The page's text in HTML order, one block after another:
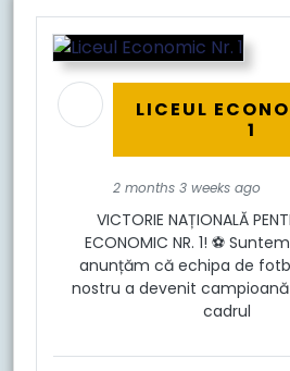
LICEUL
1
2 months 3 weeks ago
VICTORIE NAȚIONALĂ
ECONOMIC NR. 1! ⚽
anunțăm că echipa de
nostru a devenit
cadrul